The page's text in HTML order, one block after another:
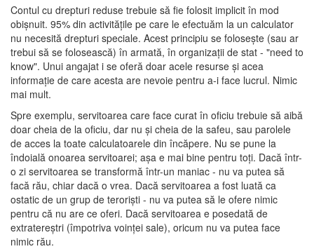
Contul cu drepturi reduse trebuie să fie folosit implicit în mod
obişnuit. 95% din activităţile pe care le efectuăm la un calculator
nu necesită drepturi speciale. Acest principiu se foloseşte (sau ar
trebui să se folosească) în armată, în organizaţii de stat - "need to
know". Unui angajat i se oferă doar acele resurse şi acea
informaţie de care acesta are nevoie pentru a-i face lucrul. Nimic
mai mult.
Spre exemplu, servitoarea care face curat în oficiu trebuie să aibă
doar cheia de la oficiu, dar nu şi cheia de la safeu, sau parolele
de acces la toate calculatoarele din încăpere. Nu se pune la
îndoială onoarea servitoarei; aşa e mai bine pentru toţi. Dacă într-
o zi servitoarea se transformă într-un maniac - nu va putea să
facă rău, chiar dacă o vrea. Dacă servitoarea a fost luată ca
ostatic de un grup de terorişti - nu va putea să le ofere nimic
pentru că nu are ce oferi. Dacă servitoarea e posedată de
extratereştri (împotriva voinţei sale), oricum nu va putea face
nimic rău.